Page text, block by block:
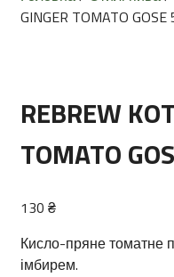
GINGER TOMATO GOSE
REBREW
TOMATO
130 ₴
Кисло-пряне томатне
імбирем.